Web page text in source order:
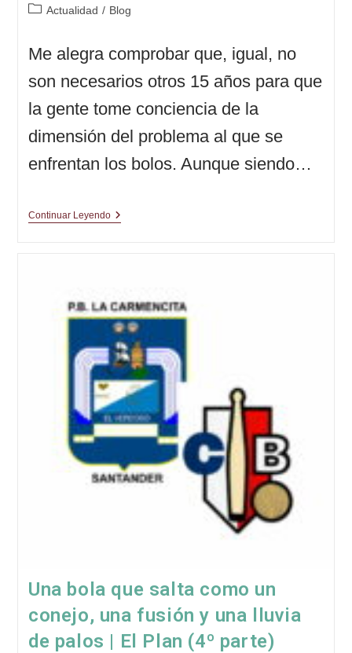
Categoría
entrada:
Actualidad / Blog
Me alegra comprobar que, igual, no
son necesarios otros 15 años para que
la gente tome conciencia de la
dimensión del problema al que se
enfrentan los bolos. Aunque siendo…
Continuar LeyendoEnséñame
Plan
(5ª
Parte)
Una bola que salta como un
conejo, una fusión y una lluvia
de palos | El Plan (4º parte)